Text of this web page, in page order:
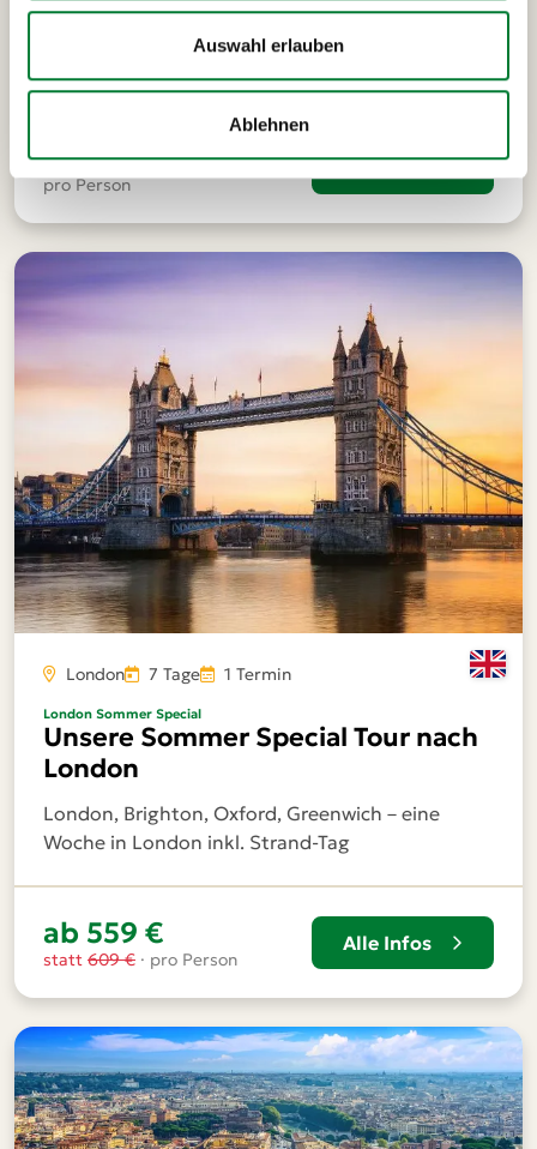
Auswahl erlauben
Ablehnen
Die britische Königshaustour
ab449 €
pro Person
Alle Infos
London 7 Tage 1 Termin
London Sommer Special
Unsere Sommer Special Tour nach
London
London, Brighton, Oxford, Greenwich – eine
Woche in London inkl. Strand-Tag
ab 559 €
statt 609 € · pro Person
Alle Infos